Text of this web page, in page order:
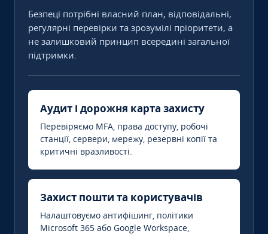
Безпеці потрібні власний план, відповідальні,
регулярні перевірки та зрозумілі пріоритети, а
не залишковий принцип всередині загальної
підтримки.
Аудит і дорожня карта захисту
Перевіряємо MFA, права доступу, робочі
станції, сервери, мережу, резервні копії та
критичні вразливості.
Захист пошти та користувачів
Налаштовуємо антифішинг, політики
Microsoft 365 або Google Workspace,